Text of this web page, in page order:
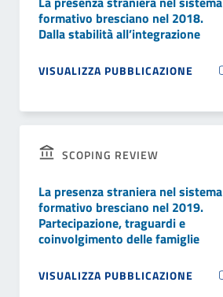
formativo bresciano nel 2018.
Dalla stabilità all’integrazione
VISUALIZZA PUBBLICAZIONE
SCOPING REVIEW
La presenza straniera nel sistema
formativo bresciano nel 2019.
Partecipazione, traguardi e
coinvolgimento delle famiglie
VISUALIZZA PUBBLICAZIONE